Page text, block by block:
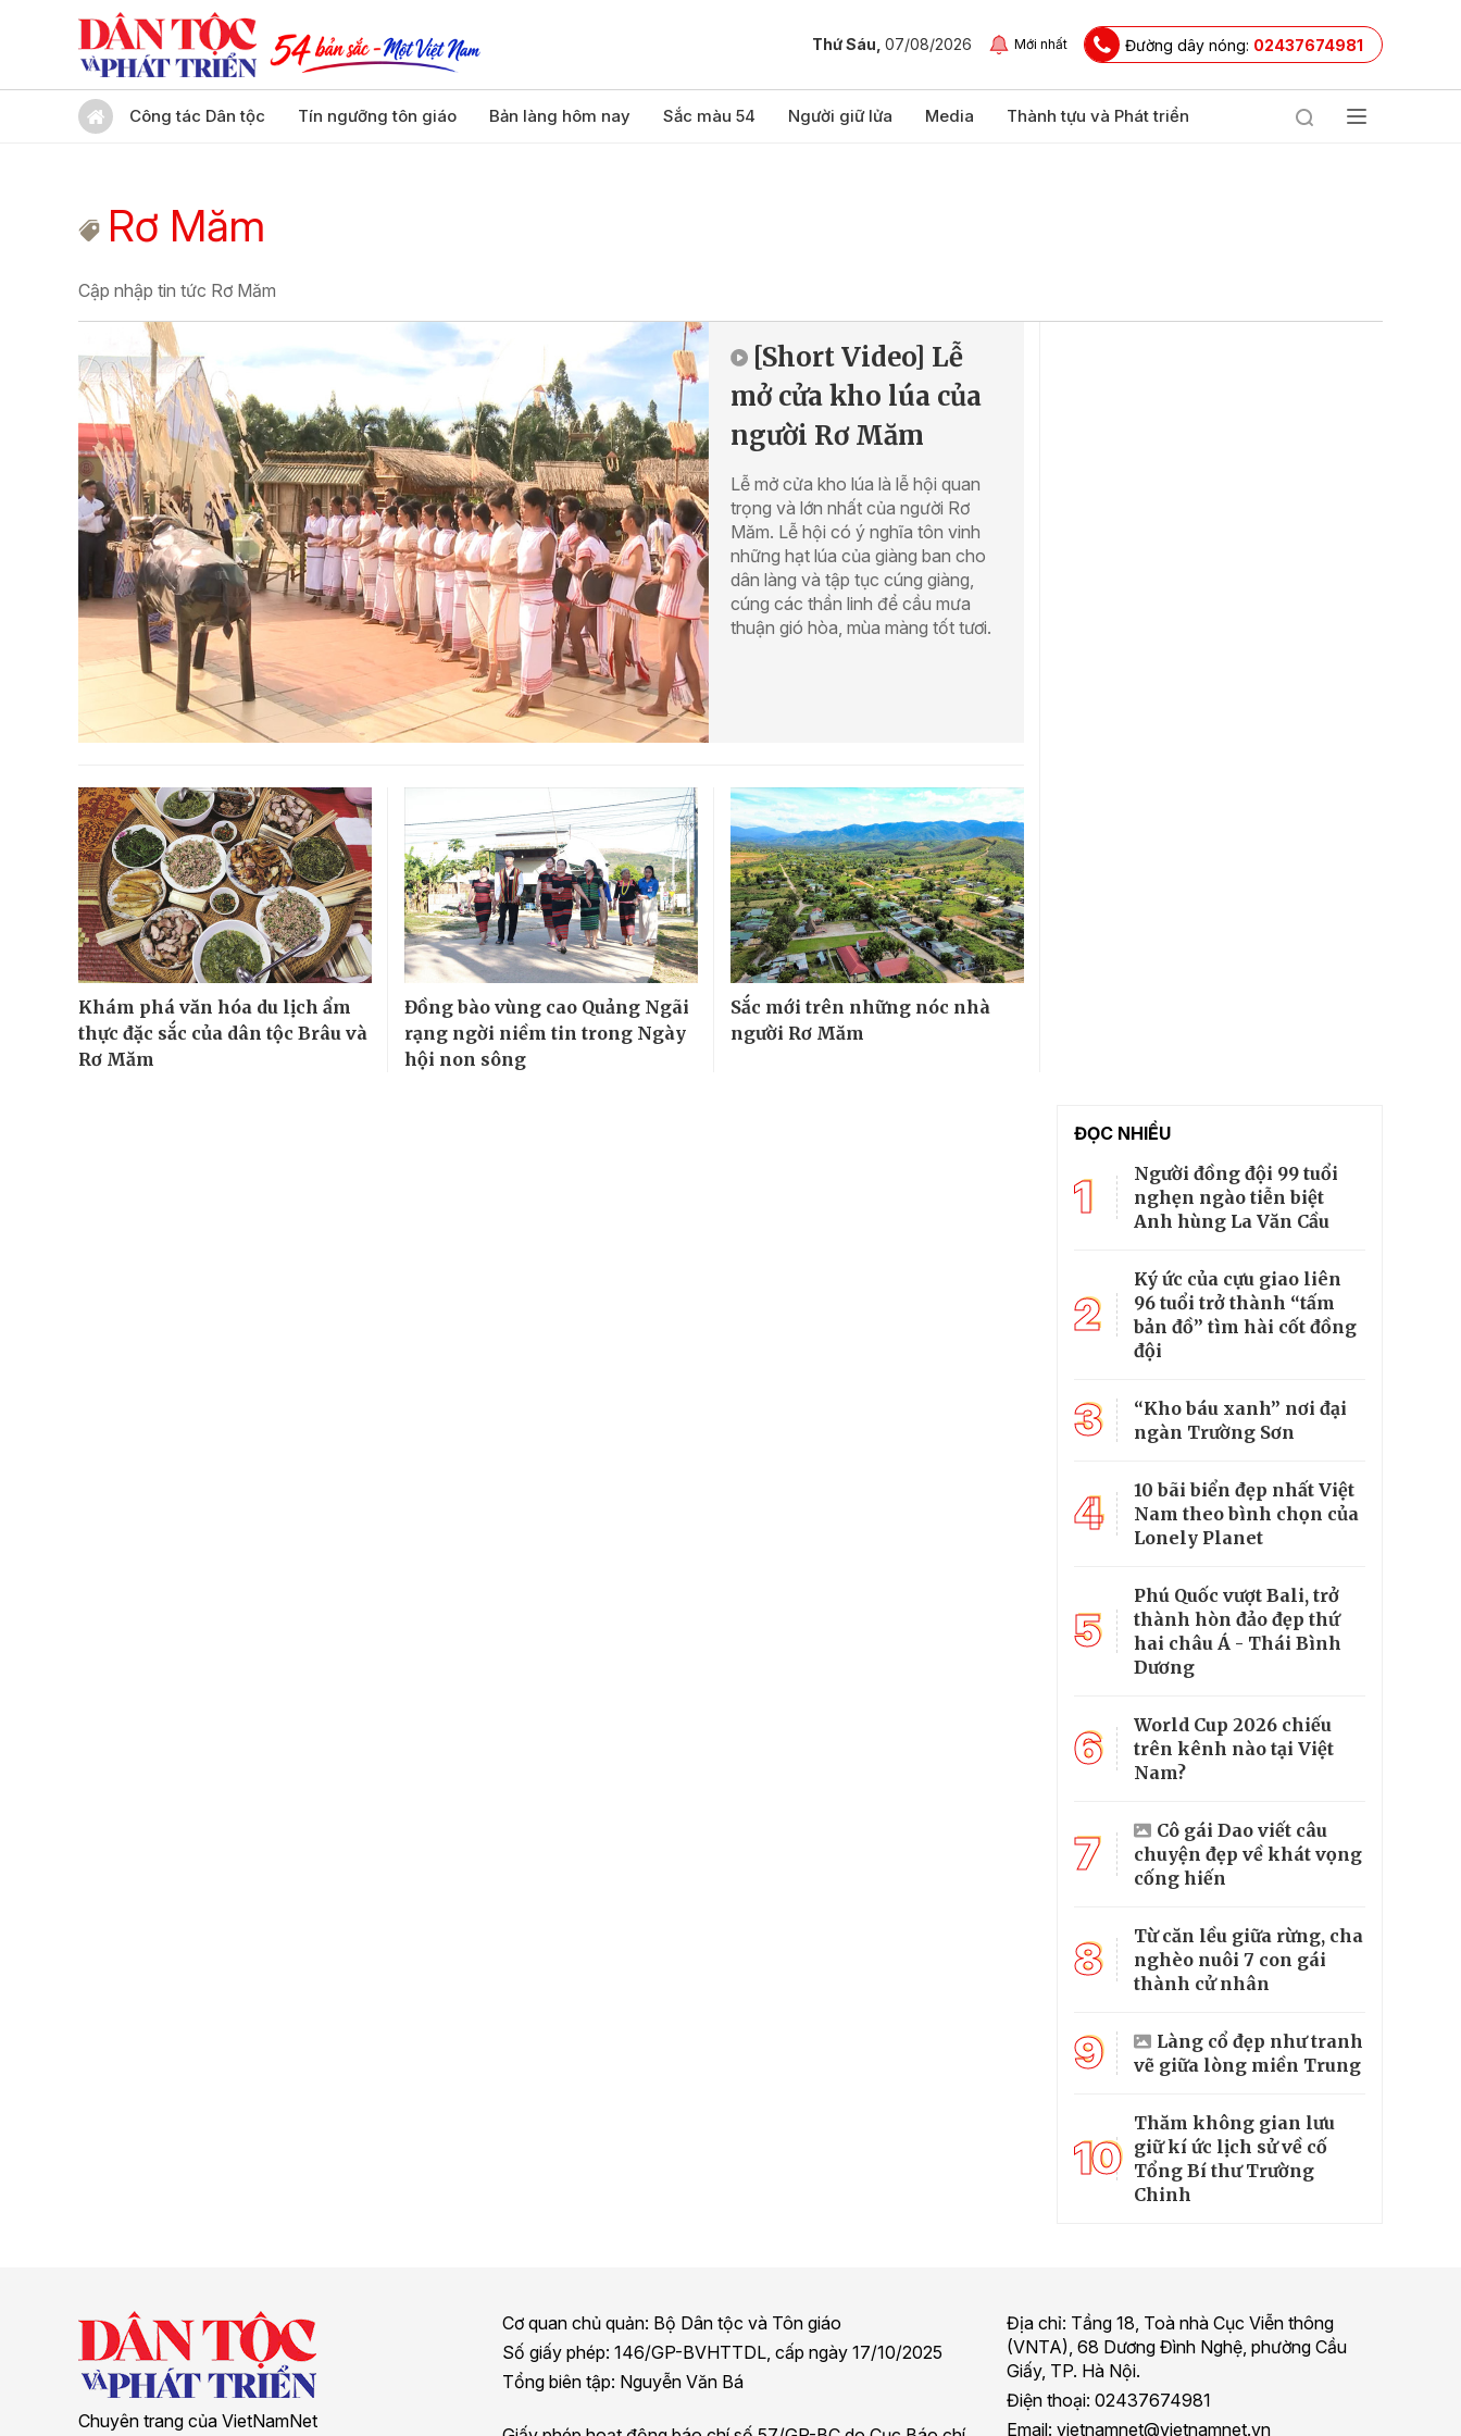
Thứ Sáu, 07/08/2026 Mới nhất Đường dây nóng: 02437674981
Công tác Dân tộc Tín ngưỡng tôn giáo Bản làng hôm nay Sắc màu 54 Người giữ lửa Media Thành tựu và Phát triển
Rơ Măm
Cập nhập tin tức Rơ Măm
[Short Video] Lễ
mở cửa kho lúa của
người Rơ Măm
Lễ mở cửa kho lúa là lễ hội quan
trọng và lớn nhất của người Rơ
Măm. Lễ hội có ý nghĩa tôn vinh
những hạt lúa của giàng ban cho
dân làng và tập tục cúng giàng,
cúng các thần linh để cầu mưa
thuận gió hòa, mùa màng tốt tươi.
Khám phá văn hóa du lịch ẩm
thực đặc sắc của dân tộc Brâu và
Rơ Măm
Đồng bào vùng cao Quảng Ngãi
rạng ngời niềm tin trong Ngày
hội non sông
Sắc mới trên những nóc nhà
người Rơ Măm
ĐỌC NHIỀU
1
Người đồng đội 99 tuổi
nghẹn ngào tiễn biệt
Anh hùng La Văn Cầu
2
Ký ức của cựu giao liên
96 tuổi trở thành “tấm
bản đồ” tìm hài cốt đồng
đội
3
“Kho báu xanh” nơi đại
ngàn Trường Sơn
4
10 bãi biển đẹp nhất Việt
Nam theo bình chọn của
Lonely Planet
5
Phú Quốc vượt Bali, trở
thành hòn đảo đẹp thứ
hai châu Á - Thái Bình
Dương
6
World Cup 2026 chiếu
trên kênh nào tại Việt
Nam?
7
Cô gái Dao viết câu
chuyện đẹp về khát vọng
cống hiến
8
Từ căn lều giữa rừng, cha
nghèo nuôi 7 con gái
thành cử nhân
9
Làng cổ đẹp như tranh
vẽ giữa lòng miền Trung
10
Thăm không gian lưu
giữ kí ức lịch sử về cố
Tổng Bí thư Trường
Chinh
Chuyên trang của VietNamNet
Cơ quan chủ quản: Bộ Dân tộc và Tôn giáo
Số giấy phép: 146/GP-BVHTTDL, cấp ngày 17/10/2025
Tổng biên tập: Nguyễn Văn Bá
Địa chỉ: Tầng 18, Toà nhà Cục Viễn thông
(VNTA), 68 Dương Đình Nghệ, phường Cầu
Giấy, TP. Hà Nội.
Điện thoại: 02437674981
Email: vietnamnet@vietnamnet.vn